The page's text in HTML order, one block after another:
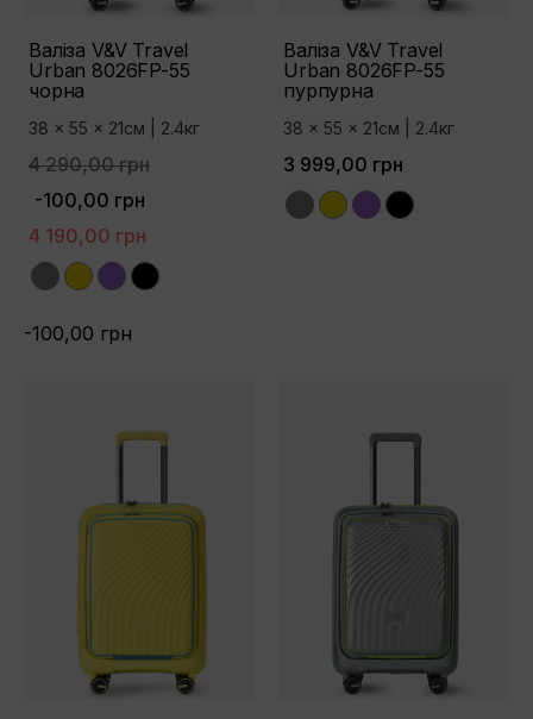
Валіза V&V Travel
Urban 8026FP-55
чорна
38 x 55 x 21см | 2.4кг
4 290,00 грн
-100,00 грн
4 190,00 грн
GreyYellowPurpleBlack
-100,00 грн
Валіза V&V Travel
Urban 8026FP-55
пурпурна
38 x 55 x 21см | 2.4кг
3 999,00 грн
GreyYellowPurpleBlack